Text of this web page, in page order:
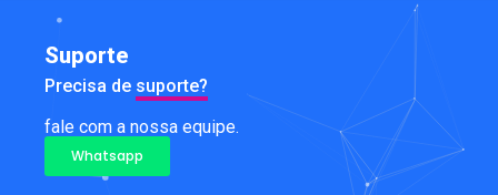
Suporte
Precisa de suporte?
fale com a nossa equipe.
Whatsapp